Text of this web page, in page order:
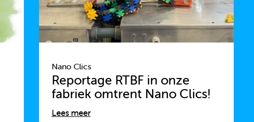
Nano Clics
Reportage RTBF in onze
fabriek omtrent Nano Clics!
Lees meer